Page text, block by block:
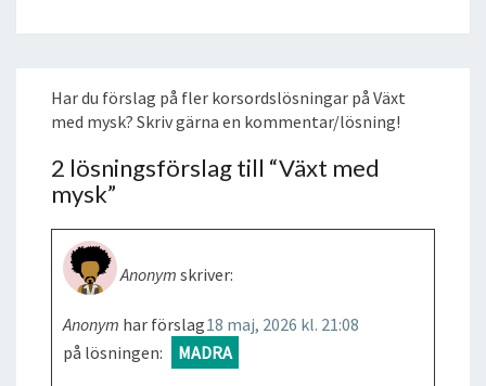
Har du förslag på fler korsordslösningar på Växt
med mysk? Skriv gärna en kommentar/lösning!
2 lösningsförslag till “Växt med
mysk”
Anonym skriver:
18 maj, 2026 kl. 21:08
Anonym har förslag
på lösningen:
MADRA